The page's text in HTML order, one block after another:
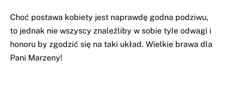
Choć postawa kobiety jest naprawdę godna podziwu,
to jednak nie wszyscy znaleźliby w sobie tyle odwagi i
honoru by zgodzić się na taki układ. Wielkie brawa dla
Pani Marzeny!